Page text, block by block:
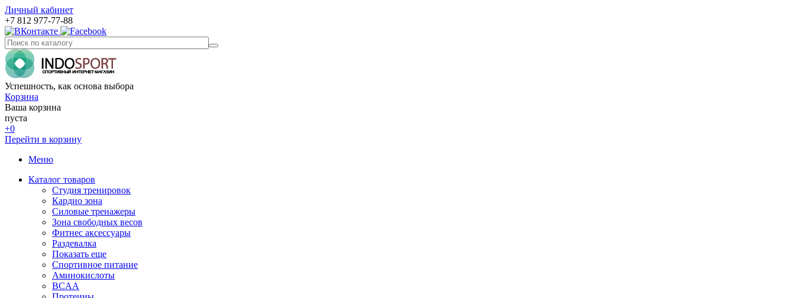
Личный кабинет
+7 812 977-77-88
Успешность, как основа выбора
Корзина
Ваша корзина
пуста
+0
Перейти в корзину
Меню
Каталог товаров
Студия тренировок
Кардио зона
Силовые тренажеры
Зона свободных весов
Фитнес аксессуары
Раздевалка
Показать еще
Спортивное питание
Аминокислоты
BCAA